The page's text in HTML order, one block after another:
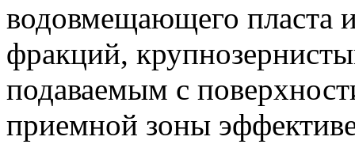
водовмещающего пласта
фракций,
подаваемым с
приемной зоны